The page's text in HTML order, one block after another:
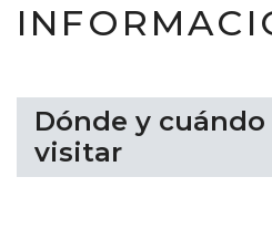
Dónde y cuándo
visitar